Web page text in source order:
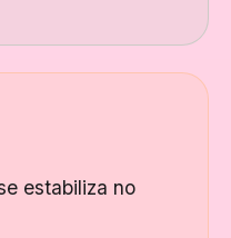
estabiliza no